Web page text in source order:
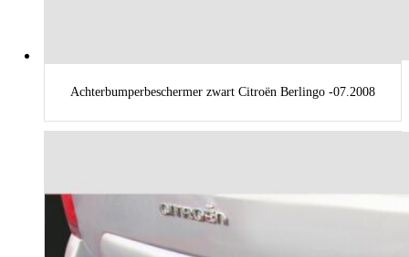
Achterbumperbeschermer zwart Citroën Berlingo -07.2008